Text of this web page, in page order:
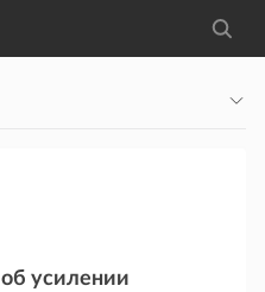
об усилении